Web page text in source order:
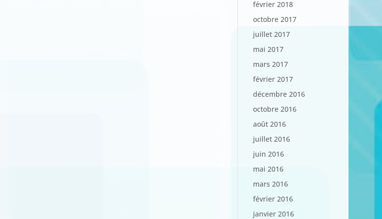
février 2018
octobre 2017
juillet 2017
mai 2017
mars 2017
février 2017
décembre 2016
octobre 2016
août 2016
juillet 2016
juin 2016
mai 2016
mars 2016
février 2016
janvier 2016